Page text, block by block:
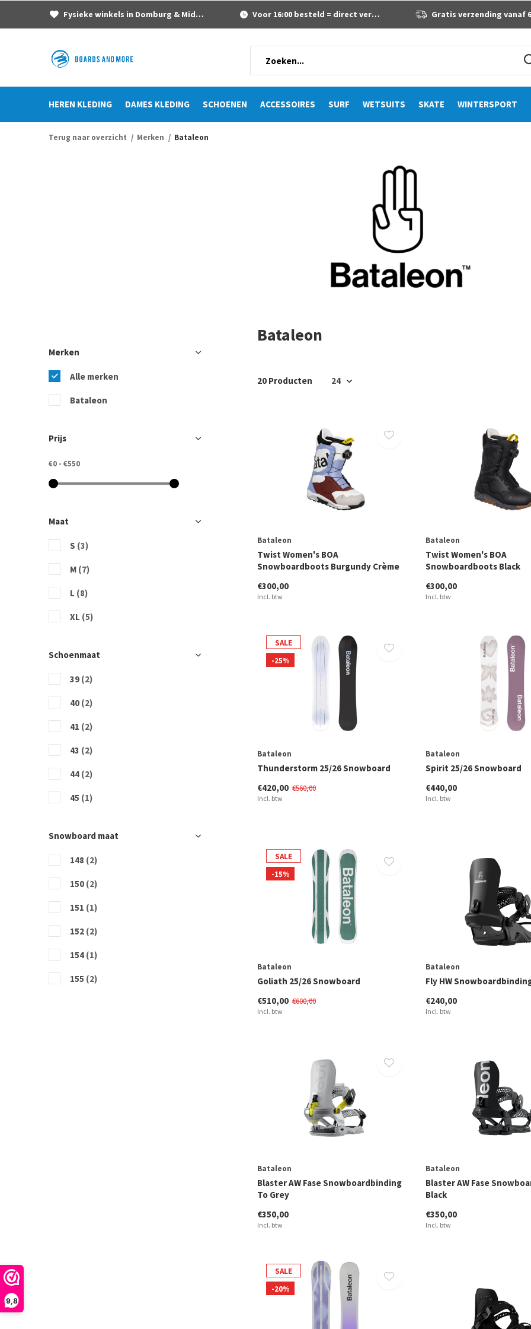
9,8
HEREN KLEDING DAMES KLEDING SCHOENEN ACCESSOIRES SURF WETSUITS SKATE WINTERSPORT
Fysieke winkels in Domburg & Middelburg Voor 16:00 besteld = direct verzonden Gratis verzending vanaf 60 euro
Terug naar overzicht Merken Bataleon
Bataleon
20 Producten
Bataleon
Twist Women's BOA
Snowboardboots Burgundy Crème
€300,00
Incl. btw
Bataleon
Twist Women's BOA
Snowboardboots Black
€300,00
Incl. btw
SALE
-25%
Bataleon
Thunderstorm 25/26 Snowboard
€420,00 €560,00
Incl. btw
Bataleon
Spirit 25/26 Snowboard
€440,00
Incl. btw
SALE
-15%
Bataleon
Goliath 25/26 Snowboard
€510,00 €600,00
Incl. btw
Bataleon
Fly HW
€240,00
Incl. btw
Bataleon
Blaster AW Fase Snowboardbinding
To Grey
€350,00
Incl. btw
Bataleon
Blaster AW Fase
Black
€350,00
Incl. btw
SALE
-20%
Merken
Alle merken
Bataleon
Prijs
€0 - €550
Maat
S (3)
M (7)
L (8)
XL (5)
Schoenmaat
39 (2)
40 (2)
41 (2)
43 (2)
44 (2)
45 (1)
Snowboard maat
148 (2)
150 (2)
151 (1)
152 (2)
154 (1)
155 (2)